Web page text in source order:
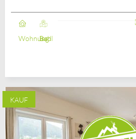
Wohnung
Bad Ischl
KAUF